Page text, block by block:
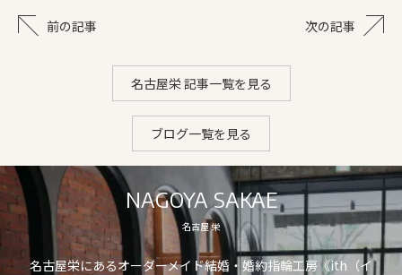
前の記事 次の記事
名古屋栄 記事一覧を見る
ブログ一覧を見る
NAGOYA SAKAE
名古屋 栄
名古屋栄にあるオーダーメイド結婚・婚約指輪工房《ith（イ